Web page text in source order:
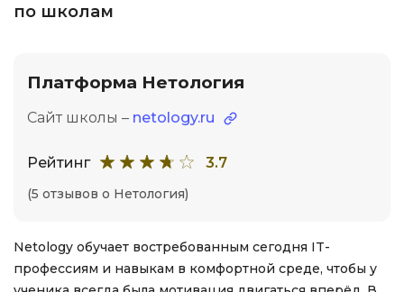
по школам
Платформа Нетология
Сайт школы – netology.ru
Рейтинг 3.7
(5 отзывов о Нетология)
Netology обучает востребованным сегодня IT-
профессиям и навыкам в комфортной среде, чтобы у